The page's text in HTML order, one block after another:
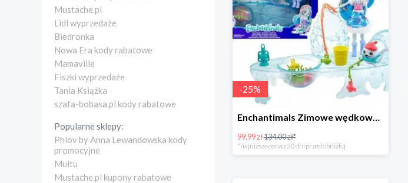
Mustache.pl
Lidl wyprzedaże
Biedronka
Nowa Era kody rabatowe
Mamaville
Fiszki wyprzedaże
Tania Książka
szafa-bobasa.pl kody rabatowe
Popularne sklepy:
Phlov by Anna Lewandowska kody
promocyjne
Multu
Mustache.pl kupony rabatowe
-25%
Enchantimals Zimowe wędkowanie w super cenie
99.99 zł134.00 zł*
*najniższa cena z 30 dni przed obniżką